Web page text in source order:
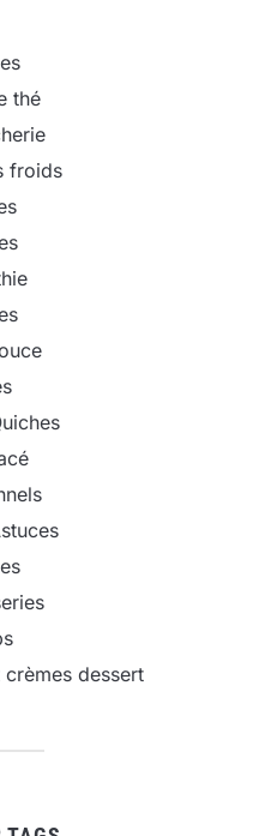
thé
froids
dessert